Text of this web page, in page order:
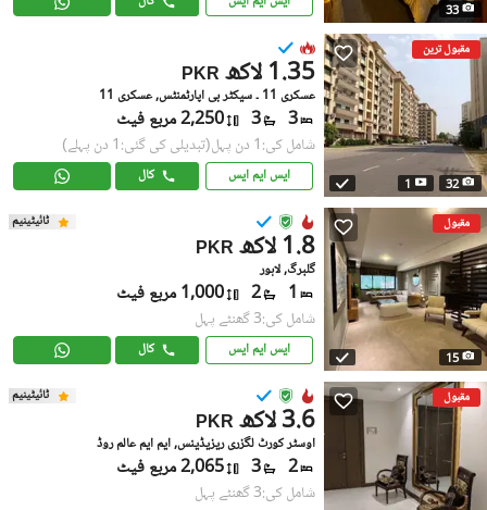
33
مقبول ترین
32
1
PKR 1.35 لاکھ
عسکری 11 ۔ سیکٹر بی اپارٹمنٹس, عسکری 11
3
3 2,250 مربع فیٹ
شامل کی:1 دن پہل (تبدیلی کی گئی:1 دن پہلے)
ایس ایم ایس کال
مقبول
15
ٹائیٹینیم
PKR 1.8 لاکھ
گلبرگ, لاہور
1
2 1,000 مربع فیٹ
شامل کی:3 گھنٹے پہل
ایس ایم ایس کال
مقبول ٹائیٹینیم
PKR 3.6 لاکھ
اوسٹر کورٹ لگزری ریزیڈینس, ایم ایم عالم روڈ
2
3 2,065 مربع فیٹ
شامل کی:3 گھنٹے پہل